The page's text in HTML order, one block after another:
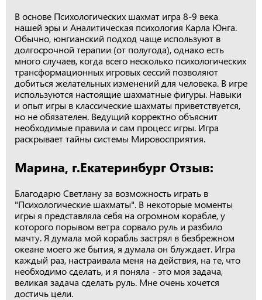
В основе Психологических шахмат игра 8-9 века
нашей эры и Аналитическая психология Карла Юнга.
Обычно, юнгианский подход чаще используют в
долгосрочной терапии (от полугода), однако есть
много случаев, когда всего несколько психологических
трансформационных игровых сессий позволяют
добиться желательных изменений для человека. В игре
используются настоящие шахматные фигуры. Навыки
и опыт игры в классические шахматы приветствуется,
но не обязателен. Ведущий корректно объяснит
необходимые правила и сам процесс игры. Игра
раскрывает тайны системы Мировосприятия.
Марина, г.Екатеринбург Отзыв:
Благодарю Светлану за возможность играть в
"Психологические шахматы". В некоторые моменты
игры я представляла себя на огромном корабле, у
которого порывом ветра сорвало руль и разбило
мачту. Я думала мой корабль застрял в безбрежном
океане моего же бытия, я думала он блуждает. Игра
каждый раз, настраивала меня на действия, на те, что
необходимо сделать, и я поняла - это моя задача,
великая задача сделать руль. Мне очень хочется
достичь цели.